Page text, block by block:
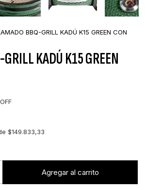
BBQ-GRILL KADÚ K15 GREEN CON
KADÚ K15 GREEN
OFF
$149.833,33